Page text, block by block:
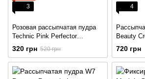
3
Розовая рассыпчатая пудра
Technic Pink Perfector
Brightening Setting Powder 10г
320 грн 520 грн
4
Beauty
Loose
720 грн